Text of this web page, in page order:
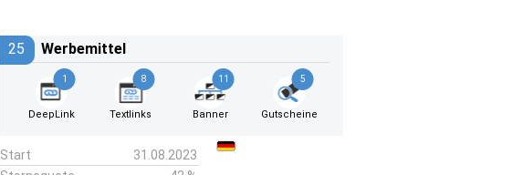
25 Werbemittel
1
DeepLink
8
Textlinks
11
Banner
5
Gutscheine
Start
31.08.2023